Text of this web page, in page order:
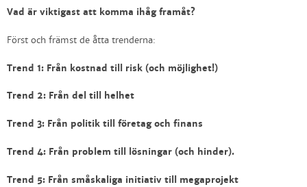
Vad är viktigast att komma ihåg framåt?
Först och främst de åtta trenderna:
Trend 1: Från kostnad till risk (och möjlighet!)
Trend 2: Från del till helhet
Trend 3: Från politik till företag och finans
Trend 4: Från problem till lösningar (och hinder).
Trend 5: Från småskaliga initiativ till megaprojekt